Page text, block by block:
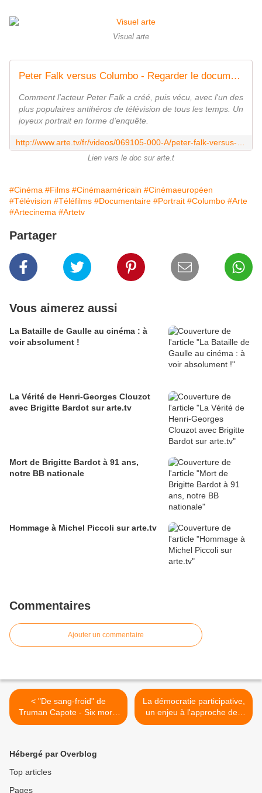
Visuel arte
Peter Falk versus Columbo - Regarder le documentaire complet | ARTE
Comment l'acteur Peter Falk a créé, puis vécu, avec l'un des
plus populaires antihéros de télévision de tous les temps. Un
joyeux portrait en forme d'enquête.
Lien vers le doc sur arte.t
#Cinéma #Films #Cinémaaméricain #Cinémaeuropéen
#Télévision #Téléfilms #Documentaire #Portrait #Columbo #Arte
#Artecinema #Artetv
Partager
Vous aimerez aussi
La Bataille de Gaulle au cinéma : à
voir absolument !
La Vérité de Henri-Georges Clouzot
avec Brigitte Bardot sur arte.tv
Mort de Brigitte Bardot à 91 ans,
notre BB nationale
Hommage à Michel Piccoli sur arte.tv
Commentaires
Ajouter un commentaire
< "De sang-froid" de
Truman Capote - Six morts
dans la nuit, un doc à voir
La démocratie participative,
un enjeu à l'approche des
élections municipales >
Hébergé par Overblog
Top articles
Pages